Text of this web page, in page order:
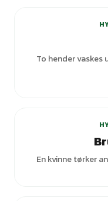
To hender vaskes
En kvinne tørker